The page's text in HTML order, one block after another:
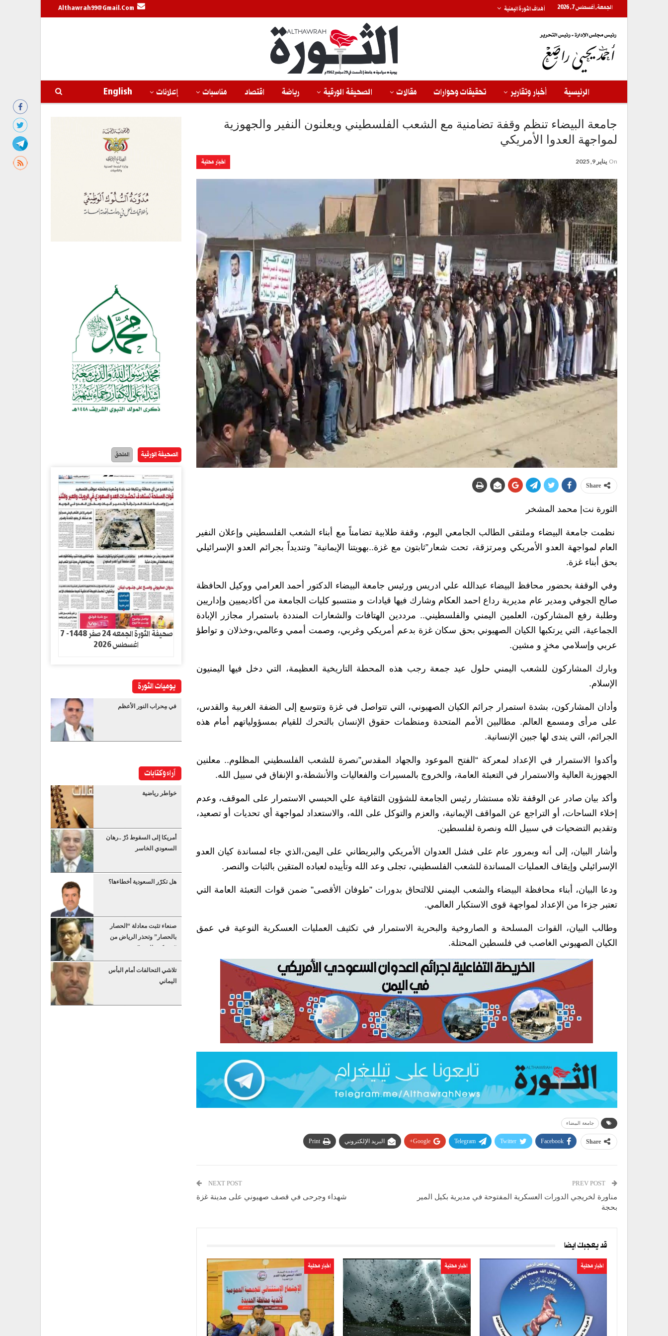
الجمعة, أغسطس 7, 2026 أهداف الثورة اليمنية Althawrah99@gmail.com
الرئيسية أخبار وتقارير تحقيقات وحوارات مقالات الصحيفة الورقية رياضة اقتصاد مناسبات إعلانات English
جامعة البيضاء تنظم وقفة تضامنية مع الشعب الفلسطيني ويعلنون النفير والجهوزية
لمواجهة العدوا الأمريكي
اخبار محلية On يناير 9, 2025
Share
الثورة نت| محمد المشخر
نظمت جامعة البيضاء وملتقى الطالب الجامعي اليوم، وقفة طلابية تضامناً مع أبناء الشعب الفلسطيني وإعلان النفير
العام لمواجهة العدو الأمريكي ومرتزقة، تحت شعار”ثابتون مع غزة..بهويتنا الإيمانية” وتنديداً بجرائم العدو الإسرائيلي
بحق أبناء غزة.
وفي الوقفة بحضور محافظ البيضاء عبدالله علي ادريس ورئيس جامعة البيضاء الدكتور أحمد العرامي ووكيل الحافظة
صالح الجوفي ومدير عام مديرية رداع احمد العكام وشارك فيها قيادات و منتسبو كليات الجامعة من أكاديميين وإداريين
وطلبة رفع المشاركون، العلمين اليمني والفلسطيني.. مرددين الهتافات والشعارات المنددة باستمرار مجازر الإبادة
الجماعية، التي يرتكبها الكيان الصهيوني بحق سكان غزة بدعم أمريكي وغربي، وصمت أممي وعالمي،وخذلان و تواطؤ
عربي وإسلامي مخزٍ و مشين.
وبارك المشاركون للشعب اليمني حلول عيد جمعة رجب هذه المحطة التاريخية العظيمة، التي دخل فيها اليمنيون
الإسلام.
وأدان المشاركون، بشدة استمرار جرائم الكيان الصهيوني، التي تتواصل في غزة وتتوسع إلى الضفة الغربية والقدس،
على مرأى ومسمع العالم. مطالبين الأمم المتحدة ومنظمات حقوق الإنسان بالتحرك للقيام بمسؤولياتهم أمام هذه
الجرائم، التي يندى لها جبين الإنسانية.
وأكدوا الاستمرار في الإعداد لمعركة “الفتح الموعود والجهاد المقدس”نصرة للشعب الفلسطيني المظلوم.. معلنين
الجهوزية العالية والاستمرار في التعبئة العامة، والخروج بالمسيرات والفعاليات والأنشطة،و الإنفاق في سبيل الله.
وأكد بيان صادر عن الوقفة تلاه مستشار رئيس الجامعة للشؤون الثقافية علي الحبسي الاستمرار على الموقف، وعدم
إخلاء الساحات، أو التراجع عن المواقف الإيمانية، والعزم والتوكل على الله، والاستعداد لمواجهة أي تحديات أو تصعيد،
وتقديم التضحيات في سبيل الله ونصرة لفلسطين.
وأشار البيان، إلى أنه وبمرور عام على فشل العدوان الأمريكي والبريطاني على اليمن،الذي جاء لمساندة كيان العدو
الإسرائيلي وإيقاف العمليات المساندة للشعب الفلسطيني، تجلى وعد الله وتأييده لعباده المتقين بالثبات والنصر.
ودعا البيان، أبناء محافظة البيضاء والشعب اليمني للالتحاق بدورات ”طوفان الأقصى” ضمن قوات التعبئة العامة التي
تعتبر جزءا من الإعداد لمواجهة قوى الاستكبار العالمي.
وطالب البيان، القوات المسلحة و الصاروخية والبحرية الاستمرار في تكثيف العمليات العسكرية النوعية في عمق
الكيان الصهيوني الغاصب في فلسطين المحتلة.
جامعة البيضاء
Share
Facebook
Twitter
Telegram
Google+ البريد الإلكتروني Print
مناورة لخريجي الدورات العسكرية المفتوحة في مديرية بكيل المير
بحجة
NEXT POST
شهداء وجرحى في قصف صهيوني على مدينة غزة
قد يعجبك ايضا
اخبار محلية اخبار محلية اخبار محلية
الصحيفة الورقية الملحق
صحيفة الثورة الجمعه 24 صفر 1448- 7
اغسطس 2026
يوميات الثورة
في مِحراب النور الأعظم
آراء وكتابات
خواطر رياضية
أمريكا إلى السقوط دُرْ ..رهان
السعودي الخاسر
هل تكرّر السعودية أخطاءها؟
صنعاء تثبت معادلة “الحصار
بالحصار” وتحذر الرياض من
“عسكرة البحر”
تلاشي التحالفات أمام البأس
اليماني